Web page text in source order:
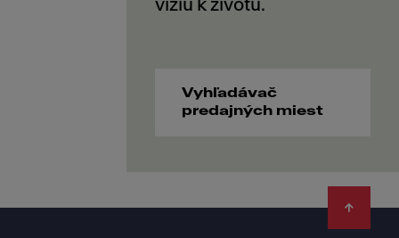
Vyhľadávač
predajných miest